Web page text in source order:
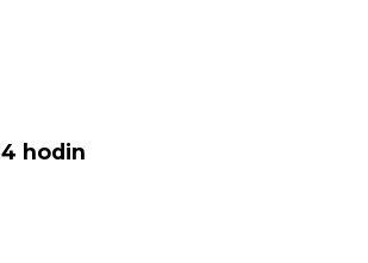
hodin